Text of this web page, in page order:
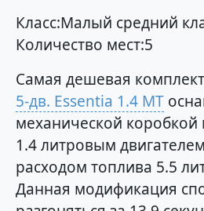
Класс:Малый средний
Количество мест:5
Самая дешевая
5-дв. Essentia 1.4 MT
механической коробкой
1.4 литровым
расходом топлива 5.5
Данная модификация